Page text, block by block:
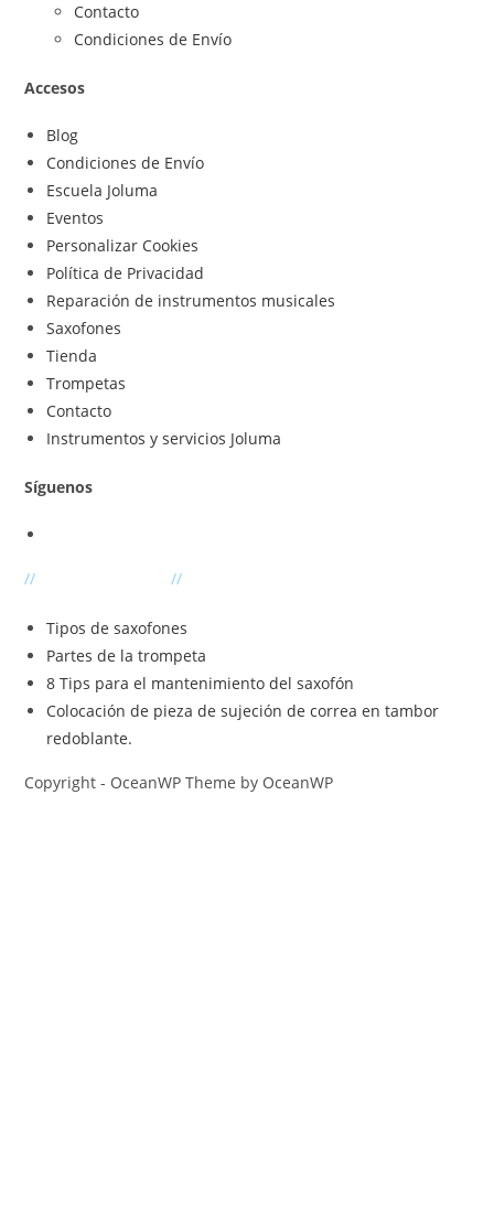
Contacto
Condiciones de Envío
Accesos
Blog
Condiciones de Envío
Escuela Joluma
Eventos
Personalizar Cookies
Política de Privacidad
Reparación de instrumentos musicales
Saxofones
Tienda
Trompetas
Contacto
Instrumentos y servicios Joluma
Síguenos
nueva
// Últimas entradas//
Tipos de saxofones
Partes de la trompeta
8 Tips para el mantenimiento del saxofón
Colocación de pieza de sujeción de correa en tambor
redoblante.
Copyright - OceanWP Theme by OceanWP